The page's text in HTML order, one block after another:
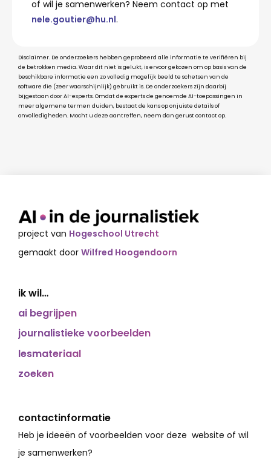
of wil je samenwerken? Neem contact op met
nele.goutier@hu.nl.
Disclaimer. De onderzoekers hebben geprobeerd alle informatie te verifiëren bij
de betrokken media. Waar dit niet is gelukt, is ervoor gekozen om op basis van de
beschikbare informatie een zo volledig mogelijk beeld te schetsen van de
software die (zeer waarschijnlijk) gebruikt is. De onderzoekers zijn daarbij
bijgestaan door AI-experts. Omdat de experts de genoemde AI-toepassingen in
meer algemene termen duiden, bestaat de kans op onjuiste details of
onvolledigheden. Mocht u deze aantreffen, neem dan gerust contact op.
project van Hogeschool Utrecht
gemaakt door Wilfred Hoogendoorn
ik wil…
ai begrijpen
journalistieke voorbeelden
lesmateriaal
zoeken
contactinformatie
Heb je ideeën of voorbeelden voor deze website of wil
je samenwerken?